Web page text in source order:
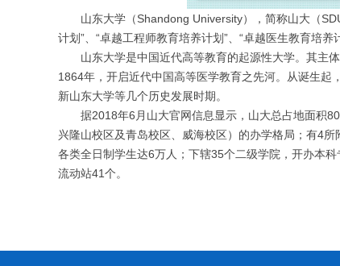
山东大学（Shandong University），简称山大（
计划”、“卓越工程师教育培养计划”、“卓越医生教育培养
山东大学是中国近代高等教育的起源性大学。其主
1864年，开启近代中国高等医学教育之先河。从诞生
新山东大学等几个历史发展时期。
据2018年6月山大官网信息显示，山大总占地面积
兴隆山校区及青岛校区、威海校区）的办学格局；有4
各类全日制学生达6万人；下辖35个二级学院，开办本
流动站41个。